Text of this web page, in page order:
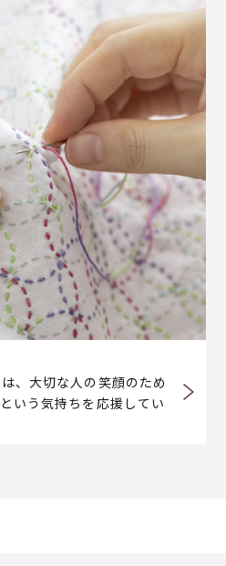
、大切な人の笑顔のため
いう気持ちを応援してい